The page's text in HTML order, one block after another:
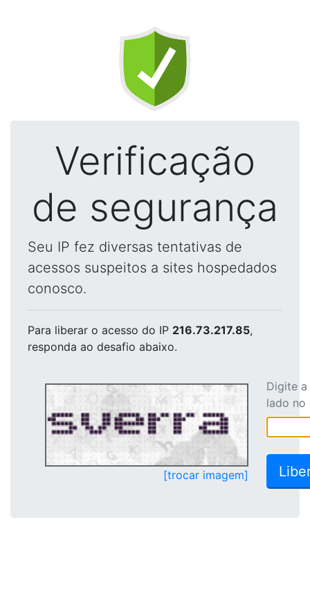
Verificação
de segurança
Seu IP fez diversas tentativas de
acessos suspeitos a sites hospedados
conosco.
Para liberar o acesso do IP 216.73.217.85,
responda ao desafio abaixo.
[trocar imagem]
Digite
lado no